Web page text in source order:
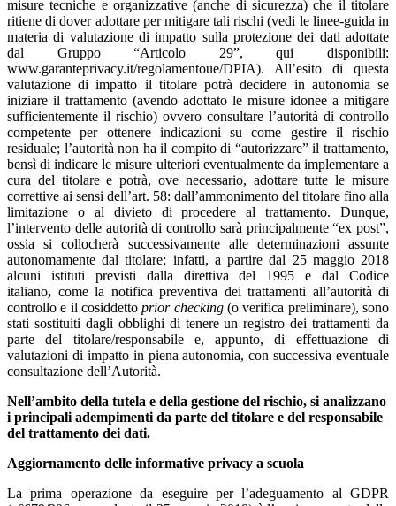
misure tecniche e organizzative (anche di sicurezza) che il titolare
ritiene di dover adottare per mitigare tali rischi (vedi le linee-guida in
materia di valutazione di impatto sulla protezione dei dati adottate
dal Gruppo “Articolo 29”, qui disponibili:
www.garanteprivacy.it/regolamentoue/DPIA). All’esito di questa
valutazione di impatto il titolare potrà decidere in autonomia se
iniziare il trattamento (avendo adottato le misure idonee a mitigare
sufficientemente il rischio) ovvero consultare l’autorità di controllo
competente per ottenere indicazioni su come gestire il rischio
residuale; l’autorità non ha il compito di “autorizzare” il trattamento,
bensì di indicare le misure ulteriori eventualmente da implementare a
cura del titolare e potrà, ove necessario, adottare tutte le misure
correttive ai sensi dell’art. 58: dall’ammonimento del titolare fino alla
limitazione o al divieto di procedere al trattamento. Dunque,
l’intervento delle autorità di controllo sarà principalmente “ex post”,
ossia si collocherà successivamente alle determinazioni assunte
autonomamente dal titolare; infatti, a partire dal 25 maggio 2018
alcuni istituti previsti dalla direttiva del 1995 e dal Codice
italiano, come la notifica preventiva dei trattamenti all’autorità di
controllo e il cosiddetto prior checking (o verifica preliminare), sono
stati sostituiti dagli obblighi di tenere un registro dei trattamenti da
parte del titolare/responsabile e, appunto, di effettuazione di
valutazioni di impatto in piena autonomia, con successiva eventuale
consultazione dell’Autorità.
Nell’ambito della tutela e della gestione del rischio, si analizzano
i principali adempimenti da parte del titolare e del responsabile
del trattamento dei dati.
Aggiornamento delle informative privacy a scuola
La prima operazione da eseguire per l’adeguamento al GDPR